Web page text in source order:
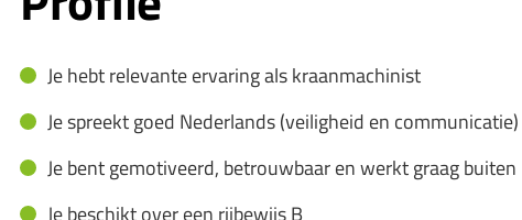
Je hebt relevante ervaring als kraanmachinist
Je spreekt goed Nederlands (veiligheid en communicatie)
Je bent gemotiveerd, betrouwbaar en werkt graag buiten
Je beschikt over een rijbewijs B